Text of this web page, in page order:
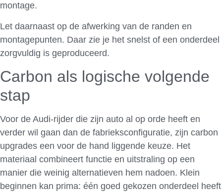
montage.
Let daarnaast op de afwerking van de randen en
montagepunten. Daar zie je het snelst of een onderdeel
zorgvuldig is geproduceerd.
Carbon als logische volgende
stap
Voor de Audi-rijder die zijn auto al op orde heeft en
verder wil gaan dan de fabrieksconfiguratie, zijn carbon
upgrades een voor de hand liggende keuze. Het
materiaal combineert functie en uitstraling op een
manier die weinig alternatieven hem nadoen. Klein
beginnen kan prima: één goed gekozen onderdeel heeft